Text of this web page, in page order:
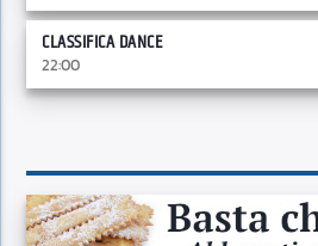
CLASSIFICA DANCE
22:00